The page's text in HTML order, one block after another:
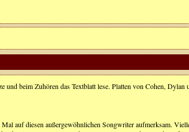
und beim Zuhören das Textblatt lese. Platten von Cohen,
auf diesen außergewöhnlichen Songwriter aufmerksam.